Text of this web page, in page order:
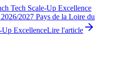
Tech Scale-Up Excellence
2027 Pays de la Loire du
Up ExcellenceLire l'article